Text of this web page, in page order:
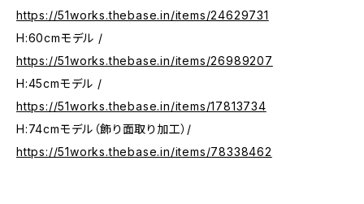
https://51works.thebase.in/items/24629731
H:60cmモデル /
https://51works.thebase.in/items/26989207
H:45cmモデル /
https://51works.thebase.in/items/17813734
H:74cmモデル（飾り面取り加工）/
https://51works.thebase.in/items/78338462